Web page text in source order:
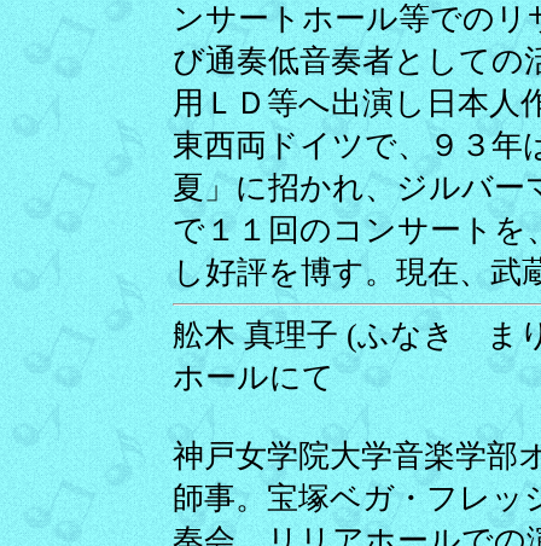
ンサートホール等での
び通奏低音奏者としての
用ＬＤ等へ出演し日本人
東西両ドイツで、９３年
夏」に招かれ、ジルバ
で１１回のコンサートを
し好評を博す。現在、武
舩木 真理子 (ふなき ま
ホールにて
神戸女学院大学音楽学部
師事。宝塚ベガ・フレッ